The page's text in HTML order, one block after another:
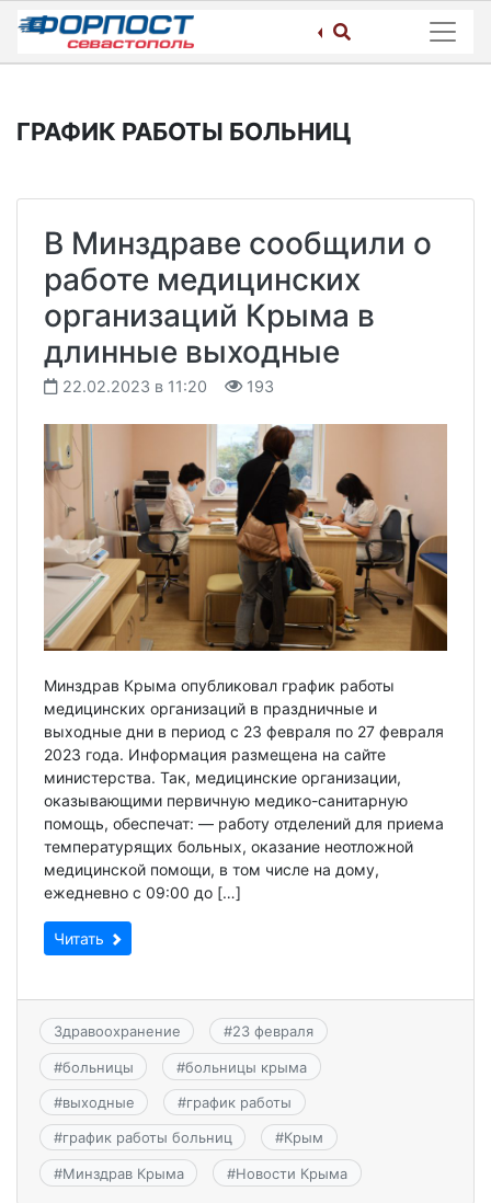
Skip
content
ГРАФИК РАБОТЫ БОЛЬНИЦ
В Минздраве сообщили о
работе медицинских
организаций Крыма в
длинные выходные
22.02.2023 в 11:20 193
Минздрав Крыма опубликовал график работы
медицинских организаций в праздничные и
выходные дни в период с 23 февраля по 27 февраля
2023 года. Информация размещена на сайте
министерства. Так, медицинские организации,
оказывающими первичную медико-санитарную
помощь, обеспечат: — работу отделений для приема
температурящих больных, оказание неотложной
медицинской помощи, в том числе на дому,
ежедневно с 09:00 до […]
Читать
Здравоохранение #23 февраля
#больницы #больницы крыма
#выходные #график работы
#график работы больниц #Крым
#Минздрав Крыма #Новости Крыма